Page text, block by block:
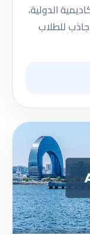
الدولية،
جاذب للطلاب